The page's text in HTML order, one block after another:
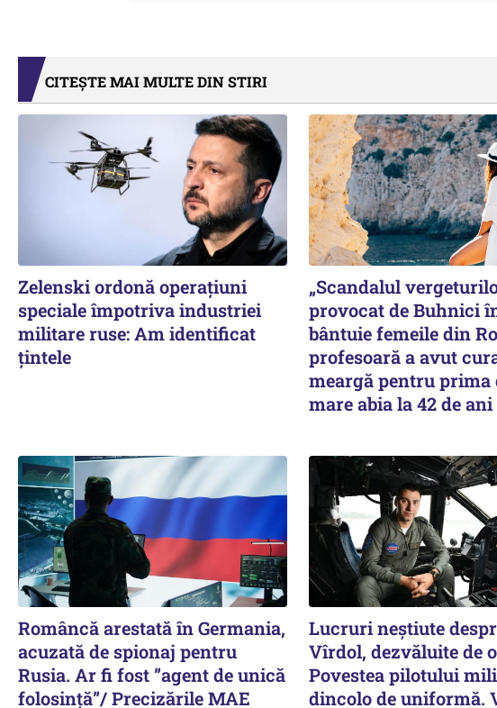
CITEȘTE MAI MULTE DIN STIRI
Zelenski ordonă operațiuni
speciale împotriva industriei
militare ruse: Am identificat
țintele
„Scandalul
provocat de Buhnici
bântuie femeile din
profesoară a avut
meargă pentru prima
mare abia la 42 de ani
Româncă arestată în Germania,
acuzată de spionaj pentru
Rusia. Ar fi fost ”agent de unică
folosință”/ Precizările MAE
Lucruri neștiute
Vîrdol, dezvăluite de
Povestea pilotului
dincolo de uniformă.